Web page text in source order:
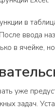
в
ввода
в ячейке,
уже
задач.